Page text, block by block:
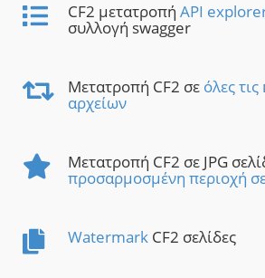
CF2 μετατροπή API
συλλογή swagger
Μετατροπή CF2 σε όλες
αρχείων
Μετατροπή CF2 σε JPG
προσαρμοσμένη περιοχή
Watermark CF2 σελίδες